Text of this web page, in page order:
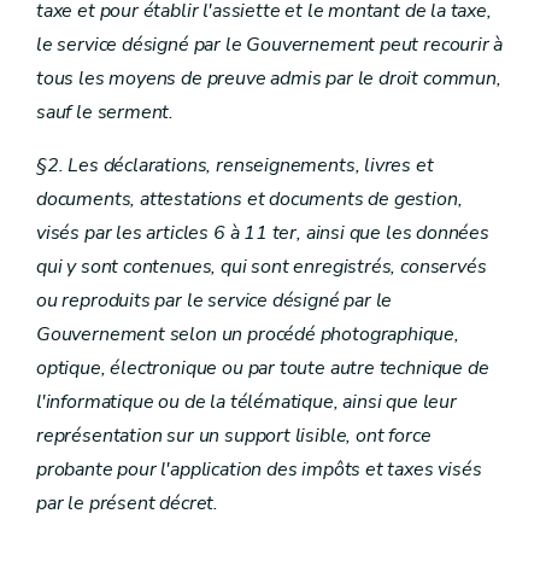
taxe et pour établir l'assiette et le montant de la taxe,
le service désigné par le Gouvernement peut recourir à
tous les moyens de preuve admis par le droit commun,
sauf le serment.
§2. Les déclarations, renseignements, livres et
documents, attestations et documents de gestion,
visés par les articles 6 à 11 ter, ainsi que les données
qui y sont contenues, qui sont enregistrés, conservés
ou reproduits par le service désigné par le
Gouvernement selon un procédé photographique,
optique, électronique ou par toute autre technique de
l'informatique ou de la télématique, ainsi que leur
représentation sur un support lisible, ont force
probante pour l'application des impôts et taxes visés
par le présent décret.